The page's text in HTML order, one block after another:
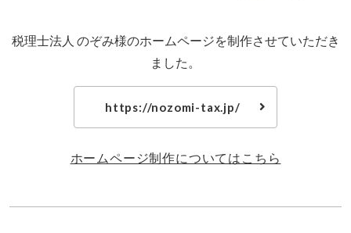
税理士法人 のぞみ様のホームページを制作させていただき
ました。
https://nozomi-tax.jp/
ホームページ制作についてはこちら